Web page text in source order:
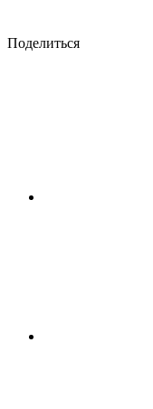
Поделиться